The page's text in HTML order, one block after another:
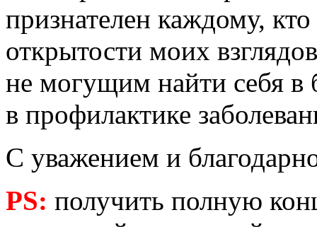
признателен каждому,
открытости моих
не могущим найти себя в
в профилактике
С уважением и
PS: получить полную